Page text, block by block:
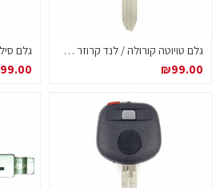
גלם טויוטה קורולה / לנד קרוזר JMA ספרד
₪99.00
99.00